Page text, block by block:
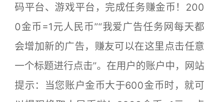
码平台、游戏平台，完成任务赚金币！200
0金币=1元人民币”“我爱广告任务网每天都
会增加新的广告，赚友可以在这里点击任意
一个标题进行点击”。在用户的账户中，网站
提示：当您账户金币大于600金币时，就可